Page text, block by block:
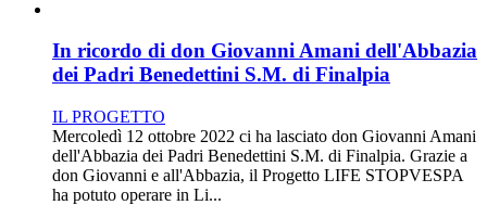
In ricordo di don Giovanni Amani dell'Abbazia
dei Padri Benedettini S.M. di Finalpia
IL PROGETTO
Mercoledì 12 ottobre 2022 ci ha lasciato don Giovanni Amani
dell'Abbazia dei Padri Benedettini S.M. di Finalpia. Grazie a
don Giovanni e all'Abbazia, il Progetto LIFE STOPVESPA
ha potuto operare in Li...